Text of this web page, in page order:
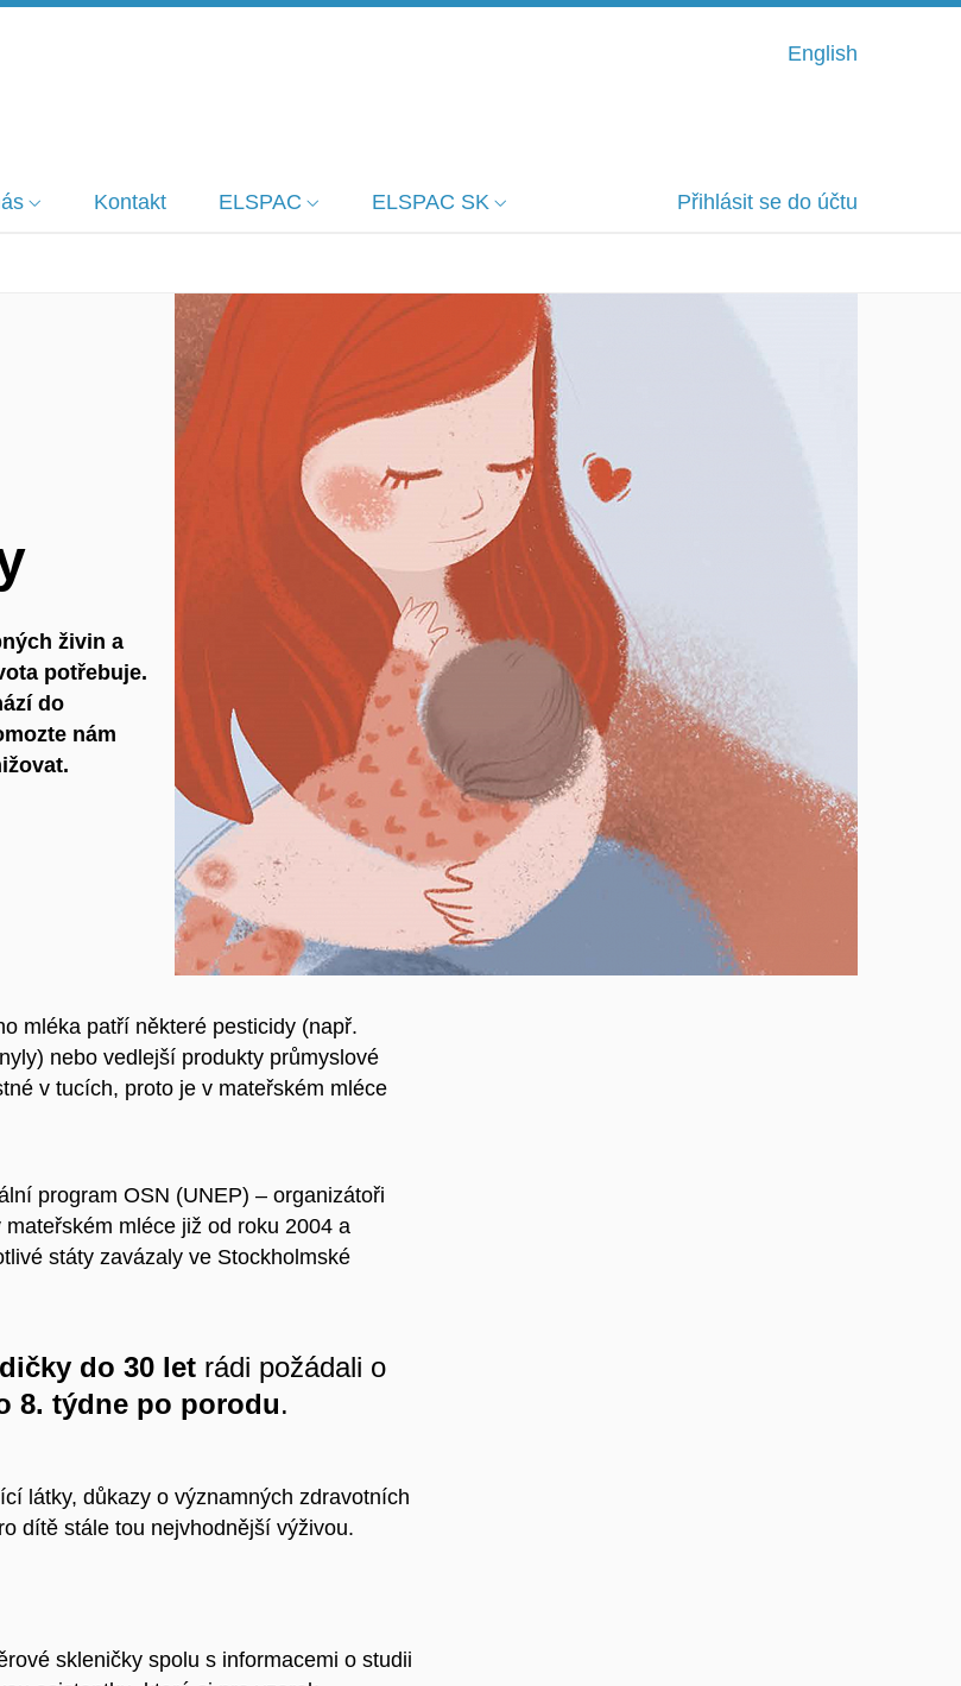
English
Kontakt ELSPAC ELSPAC SK Přihlásit se do účtu
živin a
potřebuje.
do
nám
mléka patří některé pesticidy (např.
nebo vedlejší produkty průmyslové
v tucích, proto je v mateřském mléce
program OSN (UNEP) – organizátoři
mléce již od roku 2004 a
státy zavázaly ve Stockholmské
do 30 let rádi požádali o
8. týdne po porodu.
látky, důkazy o významných zdravotních
dítě stále tou nejvhodnější výživou.
skleničky spolu s informacemi o studii